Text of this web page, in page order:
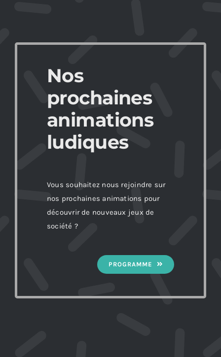
Nos
prochaines
animations
ludiques
Vous souhaitez nous rejoindre sur
nos prochaines animations pour
découvrir de nouveaux jeux de
société ?
PROGRAMME